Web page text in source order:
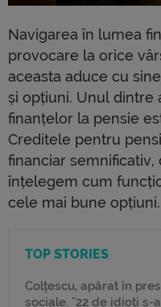
Navigarea în lumea
provocare la orice
aceasta aduce cu
și opțiuni. Unul dintre
finanțelor la pensie
Creditele pentru
financiar
înțelegem cum
cele mai bune opțiuni.
TOP STORIES
Colțescu, apărat în
sociale. "22 de idioți s-